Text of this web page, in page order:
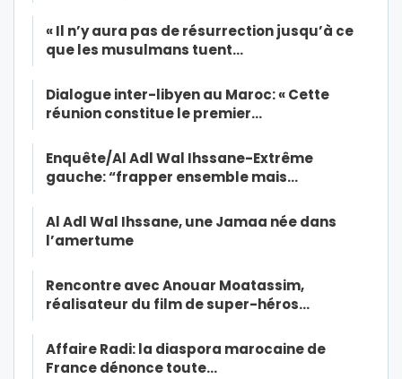
« Il n’y aura pas de résurrection jusqu’à ce
que les musulmans tuent…
Dialogue inter-libyen au Maroc: « Cette
réunion constitue le premier…
Enquête/Al Adl Wal Ihssane-Extrême
gauche: “frapper ensemble mais…
Al Adl Wal Ihssane, une Jamaa née dans
l’amertume
Rencontre avec Anouar Moatassim,
réalisateur du film de super-héros…
Affaire Radi: la diaspora marocaine de
France dénonce toute…